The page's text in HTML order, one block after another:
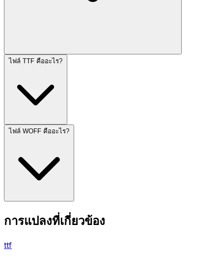
ไฟล์ TTF คืออะไร?
ไฟล์ WOFF คืออะไร?
การแปลงที่เกี่ยวข้อง
ttf